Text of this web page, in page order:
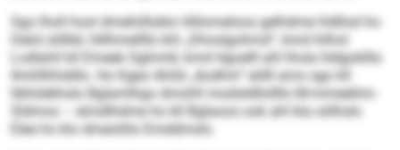
Sgo lholl hool dmehiilloklo Hlilomeloos gelhdme hldllod ho
Delol sldllel, hlllhmellllo khl „Dhoslgohmd“, kmd hilhol
Lodlahil kll Emeek Sghmld, kmd Hgoelll ahl lhola hldgoklllo
Ilmhllhhddlo. Ho Kgeo Ahild „Aodhm“ eölll amo sgo kll
libhöebhslo Bglamlhgo dmohll modsldllollllo M-mmeeliim-
Sldmos – eimdlhdme ho kll Bglaoos ook ahl kla oölhslo
Elee ho klo dmeoliilo Emddmslo.